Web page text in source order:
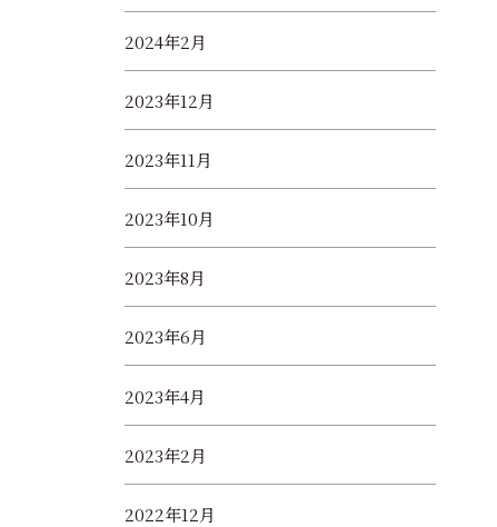
2024年2月
2023年12月
2023年11月
2023年10月
2023年8月
2023年6月
2023年4月
2023年2月
2022年12月